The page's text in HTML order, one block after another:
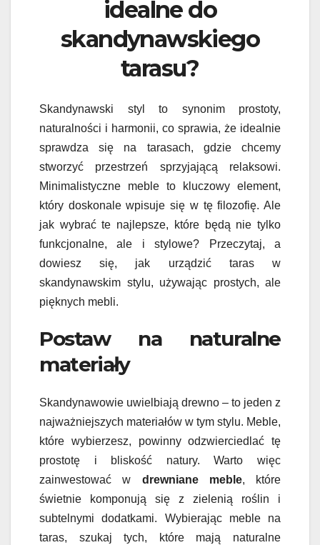
idealne do
skandynawskiego
tarasu?
Skandynawski styl to synonim prostoty,
naturalności i harmonii, co sprawia, że idealnie
sprawdza się na tarasach, gdzie chcemy
stworzyć przestrzeń sprzyjającą relaksowi.
Minimalistyczne meble to kluczowy element,
który doskonale wpisuje się w tę filozofię. Ale
jak wybrać te najlepsze, które będą nie tylko
funkcjonalne, ale i stylowe? Przeczytaj, a
dowiesz się, jak urządzić taras w
skandynawskim stylu, używając prostych, ale
pięknych mebli.
Postaw na naturalne
materiały
Skandynawowie uwielbiają drewno – to jeden z
najważniejszych materiałów w tym stylu. Meble,
które wybierzesz, powinny odzwierciedlać tę
prostotę i bliskość natury. Warto więc
zainwestować w drewniane meble, które
świetnie komponują się z zielenią roślin i
subtelnymi dodatkami. Wybierając meble na
taras, szukaj tych, które mają naturalne